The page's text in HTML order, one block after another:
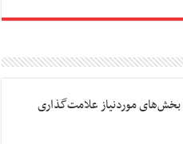
بخش‌های موردنیاز علامت‌گذاری